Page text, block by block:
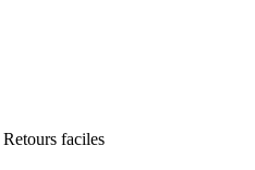
Retours faciles